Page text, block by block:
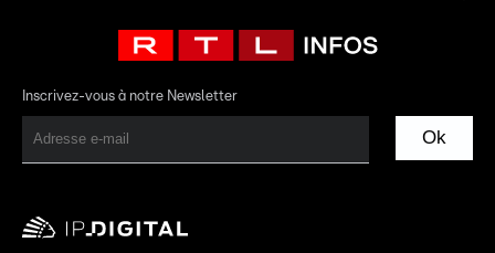
Inscrivez-vous à notre Newsletter
Ok